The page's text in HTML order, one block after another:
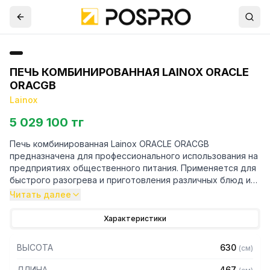
ПЕЧЬ КОМБИНИРОВАННАЯ LAINOX ORACLE
ORACGB
Lainox
5 029 100 тг
Печь комбинированная Lainox ORACLE ORACGB
предназначена для профессионального использования на
предприятиях общественного питания. Применяется для
быстрого разогрева и приготовления различных блюд и
полуфабрикатов.
подключения к водопроводу и готова к работе в любом
Особенности:
Читать далее
Характеристики
ВЫСОТА 630 (см)